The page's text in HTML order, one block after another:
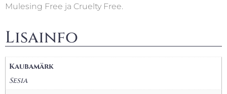
Mulesing Free ja Cruelty Free.
Lisainfo
Kaubamärk
Sesia